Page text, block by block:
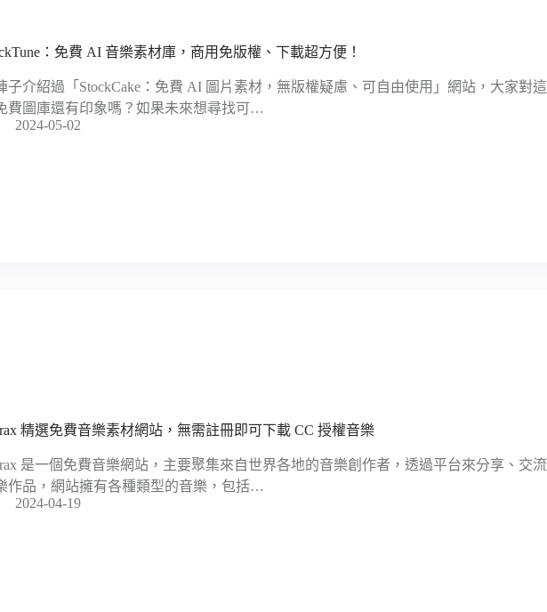
：免費 AI 音樂素材庫，商用免版權、下載超方便！
子介紹過「StockCake：免費 AI 圖片素材，無版權疑慮、可自由使用」網站，大家對這
費圖庫還有印象嗎？如果未來想尋找可…
2024-05-02
精選免費音樂素材網站，無需註冊即可下載 CC 授權音樂
是一個免費音樂網站，主要聚集來自世界各地的音樂創作者，透過平台來分享、交流
作品，網站擁有各種類型的音樂，包括…
2024-04-19